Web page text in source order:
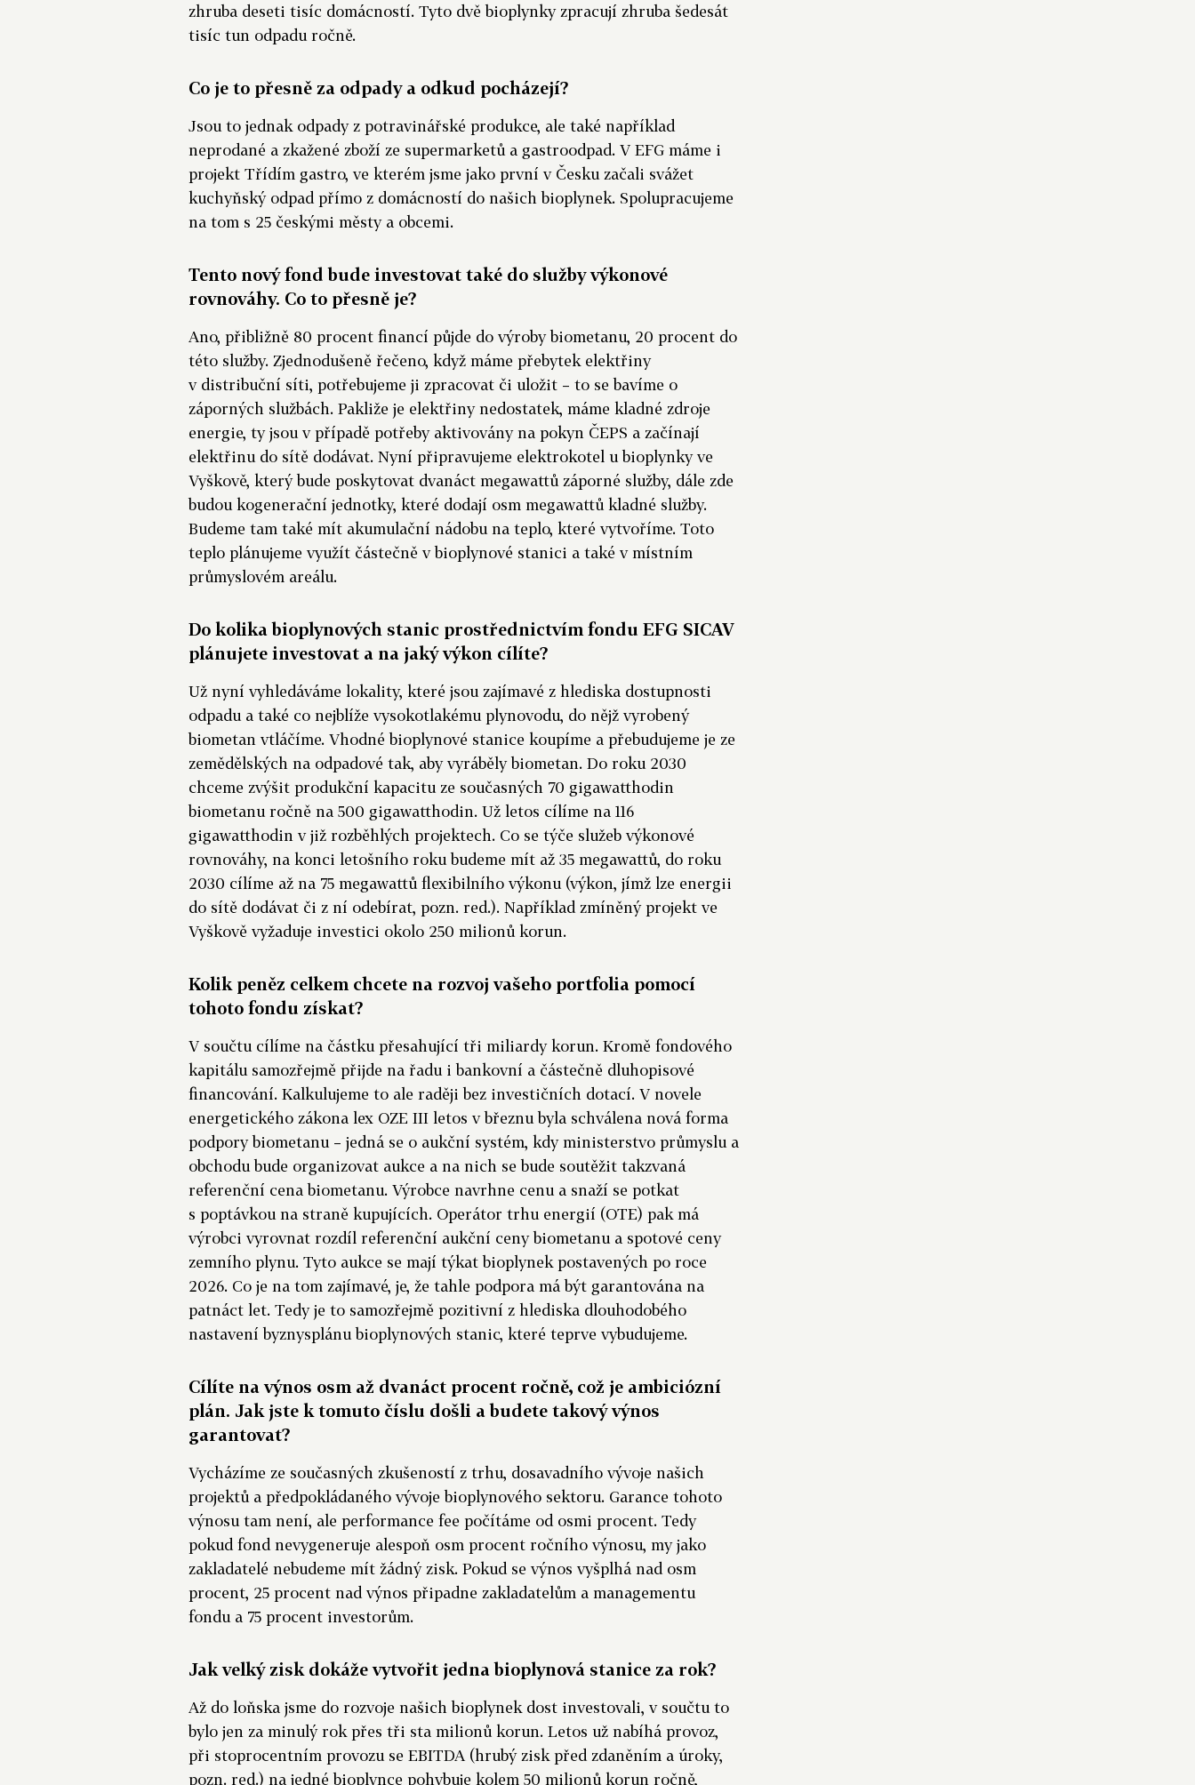
zhruba deseti tisíc domácností. Tyto dvě bioplynky zpracují zhruba šedesát
tisíc tun odpadu ročně.
Co je to přesně za odpady a odkud pocházejí?
Jsou to jednak odpady z potravinářské produkce, ale také například
neprodané a zkažené zboží ze supermarketů a gastroodpad. V EFG máme i
projekt Třídím gastro, ve kterém jsme jako první v Česku začali svážet
kuchyňský odpad přímo z domácností do našich bioplynek. Spolupracujeme
na tom s 25 českými městy a obcemi.
Tento nový fond bude investovat také do služby výkonové
rovnováhy. Co to přesně je?
Ano, přibližně 80 procent financí půjde do výroby biometanu, 20 procent do
této služby. Zjednodušeně řečeno, když máme přebytek elektřiny
v distribuční síti, potřebujeme ji zpracovat či uložit – to se bavíme o
záporných službách. Pakliže je elektřiny nedostatek, máme kladné zdroje
energie, ty jsou v případě potřeby aktivovány na pokyn ČEPS a začínají
elektřinu do sítě dodávat. Nyní připravujeme elektrokotel u bioplynky ve
Vyškově, který bude poskytovat dvanáct megawattů záporné služby, dále zde
budou kogenerační jednotky, které dodají osm megawattů kladné služby.
Budeme tam také mít akumulační nádobu na teplo, které vytvoříme. Toto
teplo plánujeme využít částečně v bioplynové stanici a také v místním
průmyslovém areálu.
Do kolika bioplynových stanic prostřednictvím fondu EFG SICAV
plánujete investovat a na jaký výkon cílíte?
Už nyní vyhledáváme lokality, které jsou zajímavé z hlediska dostupnosti
odpadu a také co nejblíže vysokotlakému plynovodu, do nějž vyrobený
biometan vtláčíme. Vhodné bioplynové stanice koupíme a přebudujeme je ze
zemědělských na odpadové tak, aby vyráběly biometan. Do roku 2030
chceme zvýšit produkční kapacitu ze současných 70 gigawatthodin
biometanu ročně na 500 gigawatthodin. Už letos cílíme na 116
gigawatthodin v již rozběhlých projektech. Co se týče služeb výkonové
rovnováhy, na konci letošního roku budeme mít až 35 megawattů, do roku
2030 cílíme až na 75 megawattů flexibilního výkonu (výkon, jímž lze energii
do sítě dodávat či z ní odebírat, pozn. red.). Například zmíněný projekt ve
Vyškově vyžaduje investici okolo 250 milionů korun.
Kolik peněz celkem chcete na rozvoj vašeho portfolia pomocí
tohoto fondu získat?
V součtu cílíme na částku přesahující tři miliardy korun. Kromě fondového
kapitálu samozřejmě přijde na řadu i bankovní a částečně dluhopisové
financování. Kalkulujeme to ale raději bez investičních dotací. V novele
energetického zákona lex OZE III letos v březnu byla schválena nová forma
podpory biometanu – jedná se o aukční systém, kdy ministerstvo průmyslu a
obchodu bude organizovat aukce a na nich se bude soutěžit takzvaná
referenční cena biometanu. Výrobce navrhne cenu a snaží se potkat
s poptávkou na straně kupujících. Operátor trhu energií (OTE) pak má
výrobci vyrovnat rozdíl referenční aukční ceny biometanu a spotové ceny
zemního plynu. Tyto aukce se mají týkat bioplynek postavených po roce
2026. Co je na tom zajímavé, je, že tahle podpora má být garantována na
patnáct let. Tedy je to samozřejmě pozitivní z hlediska dlouhodobého
nastavení byznysplánu bioplynových stanic, které teprve vybudujeme.
Cílíte na výnos osm až dvanáct procent ročně, což je ambiciózní
plán. Jak jste k tomuto číslu došli a budete takový výnos
garantovat?
Vycházíme ze současných zkušeností z trhu, dosavadního vývoje našich
projektů a předpokládaného vývoje bioplynového sektoru. Garance tohoto
výnosu tam není, ale performance fee počítáme od osmi procent. Tedy
pokud fond nevygeneruje alespoň osm procent ročního výnosu, my jako
zakladatelé nebudeme mít žádný zisk. Pokud se výnos vyšplhá nad osm
procent, 25 procent nad výnos připadne zakladatelům a managementu
fondu a 75 procent investorům.
Jak velký zisk dokáže vytvořit jedna bioplynová stanice za rok?
Až do loňska jsme do rozvoje našich bioplynek dost investovali, v součtu to
bylo jen za minulý rok přes tři sta milionů korun. Letos už nabíhá provoz,
při stoprocentním provozu se EBITDA (hrubý zisk před zdaněním a úroky,
pozn. red.) na jedné bioplynce pohybuje kolem 50 milionů korun ročně,